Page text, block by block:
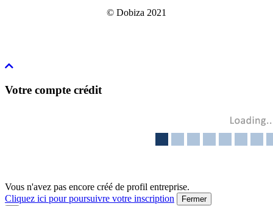
© Dobiza 2021
Votre compte crédit
Vous n'avez pas encore créé de profil entreprise.
Cliquez ici pour poursuivre votre inscription
Fermer